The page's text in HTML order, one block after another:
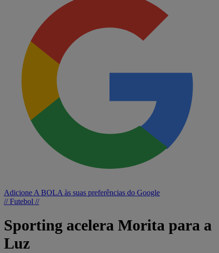
Adicione A BOLA às suas preferências do Google
// Futebol //
Sporting acelera Morita para a
Luz